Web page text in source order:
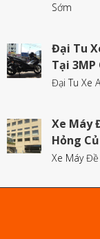
Sớm
Đại Tu
Tại 3MP
Đại Tu Xe
Xe Máy
Hỏng
Xe Máy